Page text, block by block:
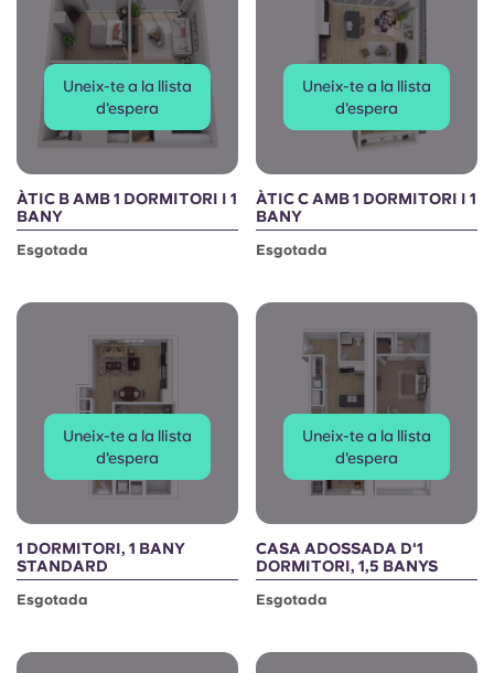
Uneix-te a la llista
d'espera
ÀTIC B AMB 1 DORMITORI I 1
BANY
Esgotada
Uneix-te a la llista
d'espera
ÀTIC C AMB 1 DORMITORI I 1
BANY
Esgotada
Uneix-te a la llista
d'espera
1 DORMITORI, 1 BANY
STANDARD
Esgotada
Uneix-te a la llista
d'espera
CASA ADOSSADA D'1
DORMITORI, 1,5 BANYS
Esgotada